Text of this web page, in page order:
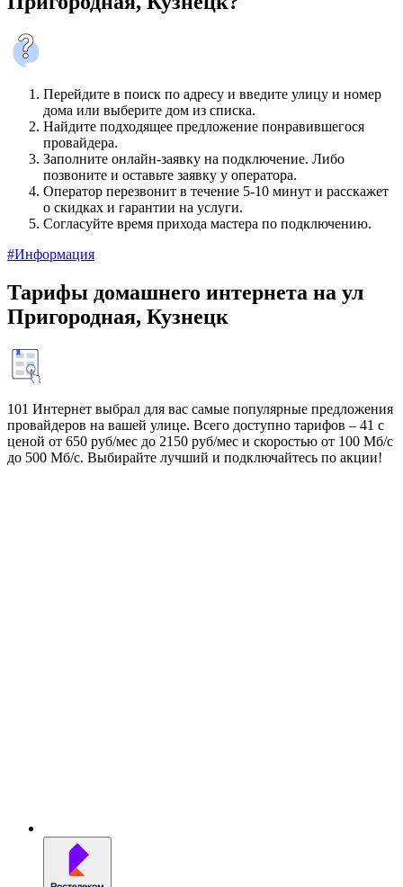
Перейдите в поиск по адресу и введите улицу и номер
дома или выберите дом из списка.
Найдите подходящее предложение понравившегося
провайдера.
Заполните онлайн-заявку на подключение. Либо
позвоните и оставьте заявку у оператора.
Оператор перезвонит в течение 5-10 минут и расскажет
о скидках и гарантии на услуги.
Согласуйте время прихода мастера по подключению.
#Информация
Тарифы домашнего интернета на ул
Пригородная, Кузнецк
101 Интернет выбрал для вас самые популярные предложения
провайдеров на вашей улице. Всего доступно тарифов – 41 с
ценой от 650 руб/мес до 2150 руб/мес и скоростью от 100 Мб/с
до 500 Мб/с. Выбирайте лучший и подключайтесь по акции!